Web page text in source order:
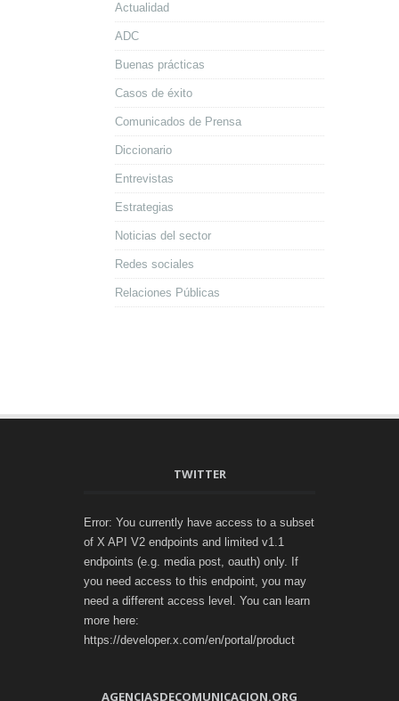
Actualidad
ADC
Buenas prácticas
Casos de éxito
Comunicados de Prensa
Diccionario
Entrevistas
Estrategias
Noticias del sector
Redes sociales
Relaciones Públicas
TWITTER
Error: You currently have access to a subset
of X API V2 endpoints and limited v1.1
endpoints (e.g. media post, oauth) only. If
you need access to this endpoint, you may
need a different access level. You can learn
more here:
https://developer.x.com/en/portal/product
AGENCIASDECOMUNICACION.ORG